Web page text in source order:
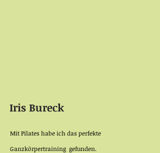
Iris Bureck
Mit Pilates habe ich das perfekte
Ganzkörpertraining gefunden.